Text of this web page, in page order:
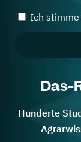
Ich stimme
Das-
Hunderte